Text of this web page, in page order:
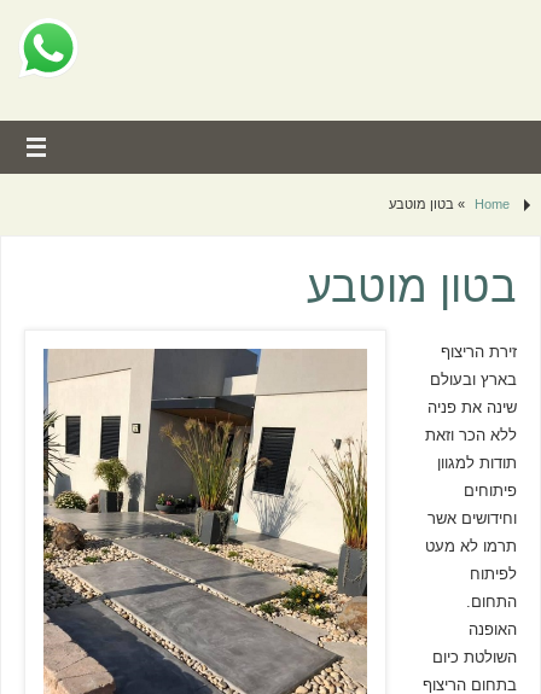
Home
» בטון מוטבע
בטון מוטבע
זירת הריצוף
בארץ ובעולם
שינה את פניה
ללא הכר וזאת
תודות למגוון
פיתוחים
וחידושים אשר
תרמו לא מעט
לפיתוח
התחום.
האופנה
השולטת כיום
בתחום הריצוף